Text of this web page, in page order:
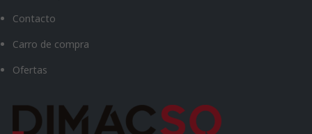
Contacto
Carro de compra
Ofertas